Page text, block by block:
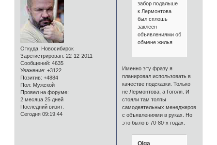
Откуда: Новосибирск
Зарегистрирован: 22-12-2011
Сообщений: 4635
Уважение: +3122
Позитив: +4884
Пол: Мужской
Провел на форуме:
2 месяца 25 дней
Последний визит:
Сегодня 09:19:44
забор подальше
к Лермонтова
был сплошь
заклеен
объявлениями об
обмене жилья
Именно эту фразу я
планировал использовать в
качестве подсказки. Только
не Лермонтова, а Гоголя. И
стояли там толпы
самодеятельных менеджеров
с объявлениями в руках. Но
это было в 70-80-х годах.
Olga